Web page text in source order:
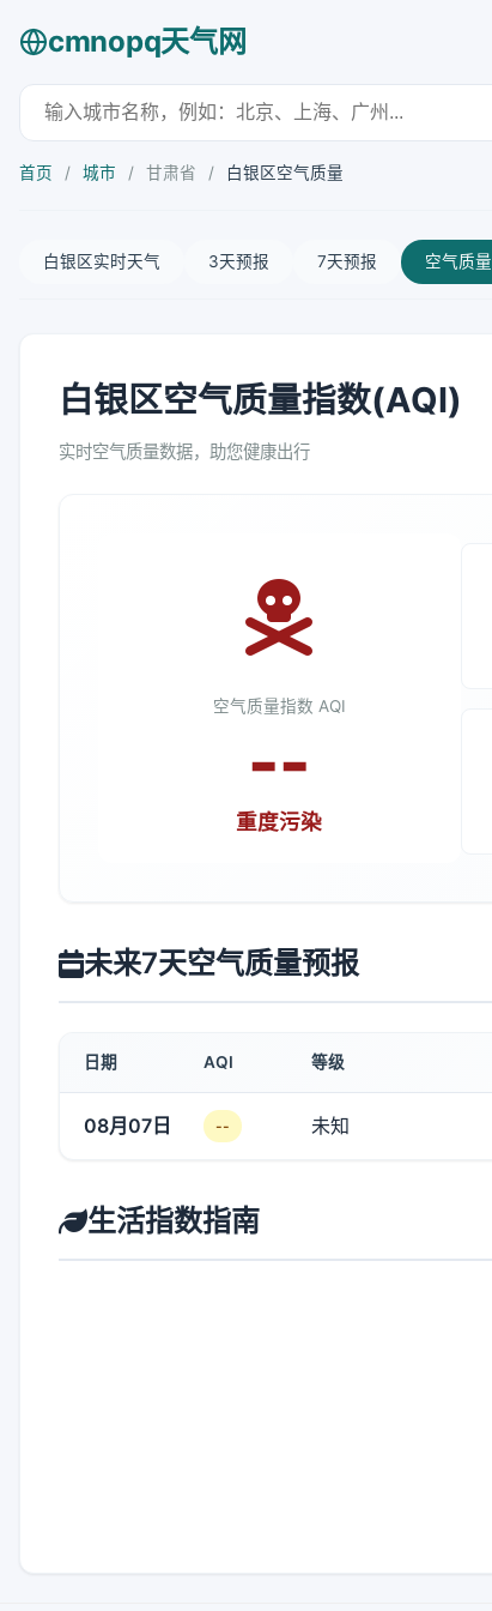
cmnopq天气网
首页 / 城市 / 甘肃省 / 白银区空气质量
白银区实时天气 3天预报 7天预报 空气质量
白银区空气质量指数(AQI)
实时空气质量数据，助您健康出行
空气质量指数 AQI
--
重度污染
未来7天空气质量预报
日期 AQI 等级
08月07日 -- 未知
生活指数指南